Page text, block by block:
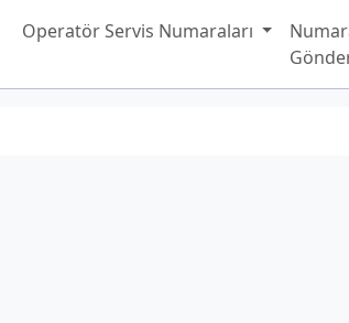
Operatör Servis Numaraları